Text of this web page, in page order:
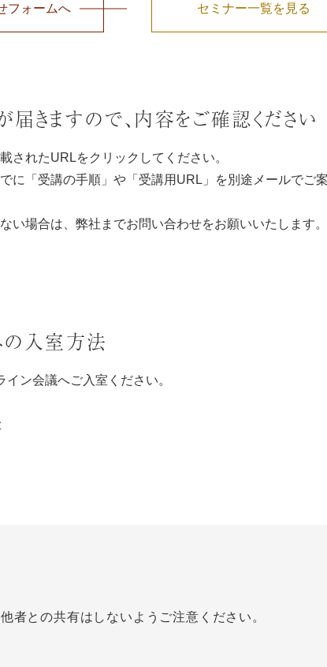
フォームへ セミナー一覧を見る
届きますので、内容をご確認ください
されたURLをクリックしてください。
に「受講の手順」や「受講用URL」を別途メールでご
い場合は、弊社までお問い合わせをお願いいたします。
の入室方法
ン会議へご入室ください。
者との共有はしないようご注意ください。